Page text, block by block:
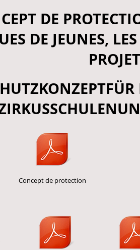
DE
DE JEUNES,
Concept de protection